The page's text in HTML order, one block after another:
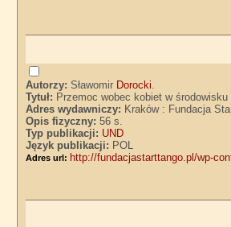
Autorzy:Sławomir Dorocki.
Tytuł: Przemoc wobec kobiet w
Adres wydawniczy: Kraków : Fundacja
Opis fizyczny:56 s.
Typ publikacji: UND
Język publikacji: POL
Adres url: http://fundacjastarttango.pl/wp-